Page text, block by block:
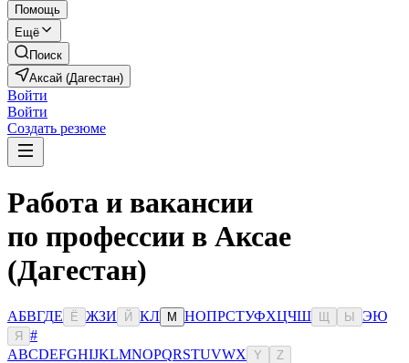
Помощь
Ещё
Поиск
Аксай (Дагестан)
Войти
Войти
Создать резюме
Работа и вакансии
по профессии в Аксае
(Дагестан)
АБВГДЕ Ё ЖЗИ Й КЛ М НОПРСТУФХЦЧШ Ы ЭЮ
Я
#
ABCDEFGHIJKLMNOPQRSTUVWX Y Z